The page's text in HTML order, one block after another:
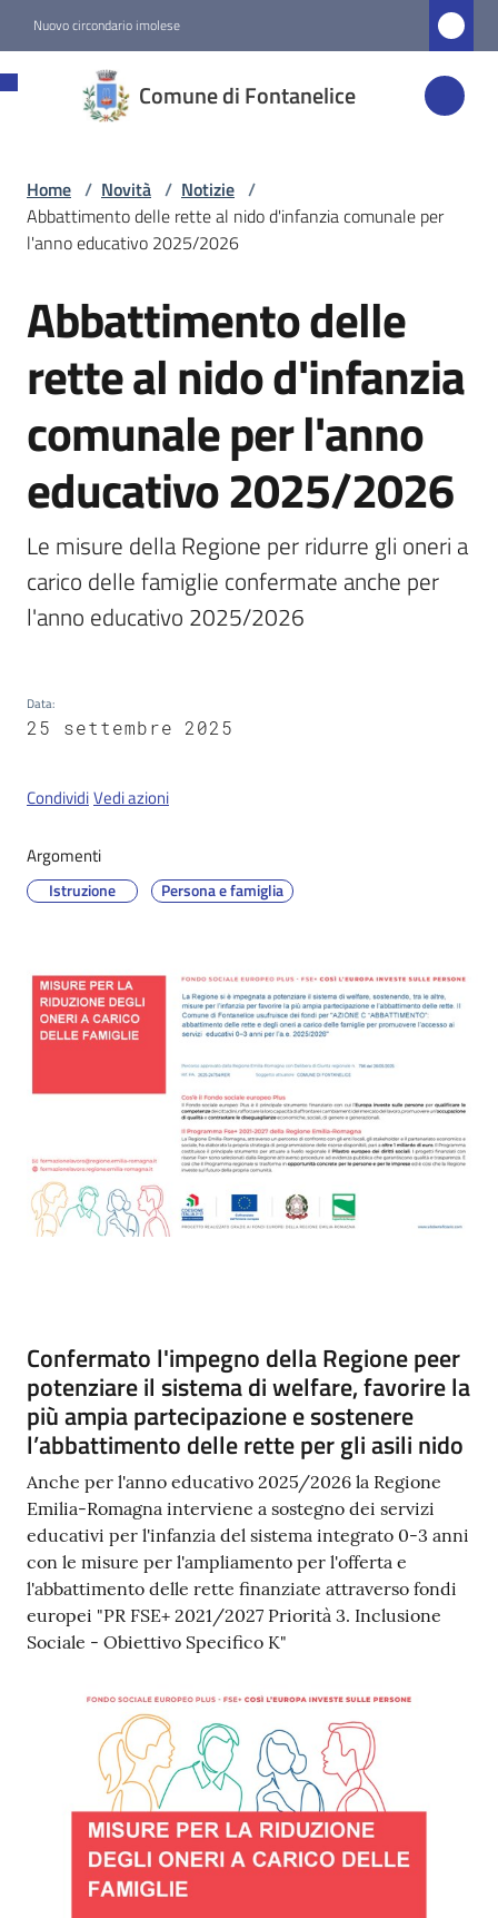
Nuovo circondario imolese
Comune di Fontanelice
Fontanelice
Amministrazione
Fontanelice
Servizi
on-
line
Tutti
gli
Seguici
su
Home / Novità / Notizie /
Abbattimento delle rette al nido d'infanzia comunale per
l'anno educativo 2025/2026
Salta al contenuto
Abbattimento delle
rette al nido d'infanzia
comunale per l'anno
educativo 2025/2026
Le misure della Regione per ridurre gli oneri a
carico delle famiglie confermate anche per
l'anno educativo 2025/2026
Data:
25 settembre 2025
CondividiVedi azioni
Argomenti
Istruzione Persona e famiglia
Contenuto
Confermato l'impegno della Regione peer
potenziare il sistema di welfare, favorire la
più ampia partecipazione e sostenere
l’abbattimento delle rette per gli asili nido
Anche per l'anno educativo 2025/2026 la Regione
Emilia-Romagna interviene a sostegno dei servizi
educativi per l'infanzia del sistema integrato 0-3 anni
con le misure per l'ampliamento per l'offerta e
l'abbattimento delle rette finanziate attraverso fondi
europei "PR FSE+ 2021/2027 Priorità 3. Inclusione
Sociale - Obiettivo Specifico K"